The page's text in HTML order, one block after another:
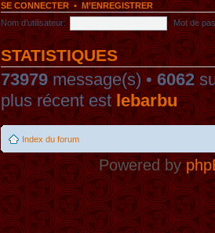
SE CONNECTER•M’ENREGISTRER
Nom d’utilisateur:
Mot de
STATISTIQUES
73979message(s) •6062
plus récent estlebarbu
Index du forum
Powered by